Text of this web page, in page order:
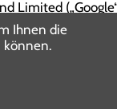
Limited
auf denen
zu den
Server
haben.
Ihnen die
können.